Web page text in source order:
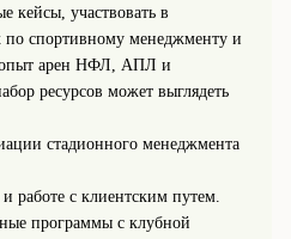
кейсы, участвовать в
спортивному менеджменту и
опыт арен НФЛ, АПЛ и
ресурсов может выглядеть
стадионного менеджмента
работе с клиентским путем.
программы с клубной